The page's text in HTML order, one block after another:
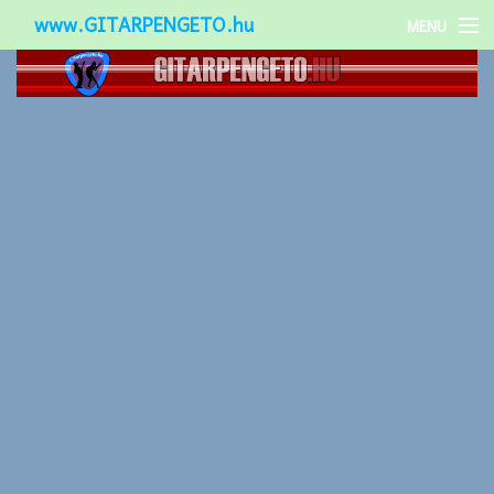
www.GITARPENGETO.hu MENU
Népszerű-